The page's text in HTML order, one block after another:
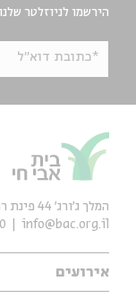
הירשמו לניוזלטר
*כתובת דוא"ל
אירועים
עיון
המלך ג'ורג' 44 פינת רחוב קק״ל, ירושלים
info@bac.org.il